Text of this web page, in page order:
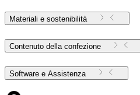
Materiali e sostenibilità
Contenuto della confezione
Software e Assistenza